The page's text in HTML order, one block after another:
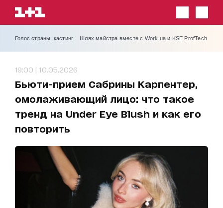
Голос страны: кастинг Шлях майстра вместе с Work.ua и KSE ProfTech
19:00 | 10.05.2026
Бьюти-прием Сабрины Карпентер,
омолаживающий лицо: что такое
тренд на Under Eye Blush и как его
повторить